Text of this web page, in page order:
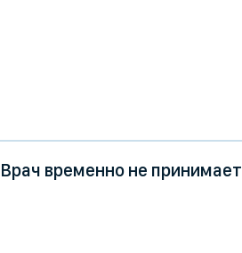
Врач временно не принимает